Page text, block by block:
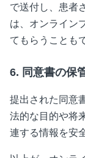
で送付し、患者
は、オンライン
てもらうことも
6. 同意書の保
提出された同意
法的な目的や将
連する情報を安